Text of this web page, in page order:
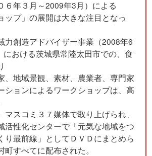
６年３月～2009年3月）による
ップ」の展開は大きな注目となっ
力創造アドバイザー事業（2008年6
における茨城県常陸太田市での、食
、地域景観、素材、農業者、専門家
ションによるワークショップは、高
マスコミ３７媒体で取り上げられ、
活性化センターで「元気な地域をつ
り最前線」としてＤＶＤにまとめら
すべてに配布された。